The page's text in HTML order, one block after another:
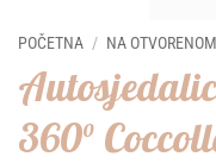
POČETNA / NA OTVORENOM
360°